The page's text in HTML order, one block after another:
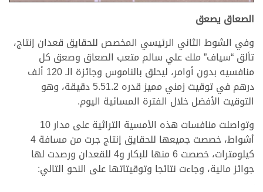
الصعاق يصعق
وفي الشوط الثاني الرئيسي المخصص للحقايق قعدان إنتاج،
تألق “سياف” ملك علي سالم متعب الصعاق وصعق كل
منافسيه بدون أوامر، ليحلق بالناموس وجائزة الـ 120 ألف
درهم في توقيت زمني مميز قدره 5.51.2 دقيقة، وهو
التوقيت الأفضل خلال الفترة المسائية اليوم.
وتواصلت منافسات هذه الأمسية التراثية على مدار 10
أشواط، خصصت جميعها للحقايق إنتاج جرت من مسافة 4
كيلومترات، خصصت 6 منها للبكار و4 للقعدان ورصدت لها
جوائز مالية، وجاءت نتائجا وتوقيتاتها على النحو التالي: